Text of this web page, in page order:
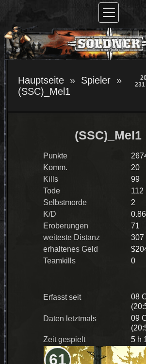
Hauptseite
Spieler
(SSC)_Mel1
231
61
(SSC)_Mel1
Punkte
Komm.
20
Kills
99
Tode
112
Selbstmorde
2
K/D
Eroberungen
71
weiteste Distanz
307
erhaltenes Geld
Teamkills
0
Erfasst seit
08
Daten letztmals
09
Zeit gespielt
5 h